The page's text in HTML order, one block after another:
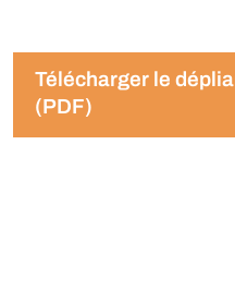
Télécharger le
(PDF)